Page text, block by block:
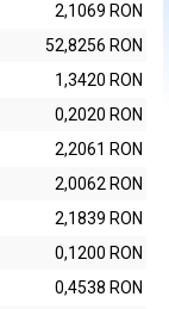
2,1069 RON
52,8256 RON
1,3420 RON
0,2020 RON
2,2061 RON
2,0062 RON
2,1839 RON
0,1200 RON
0,4538 RON